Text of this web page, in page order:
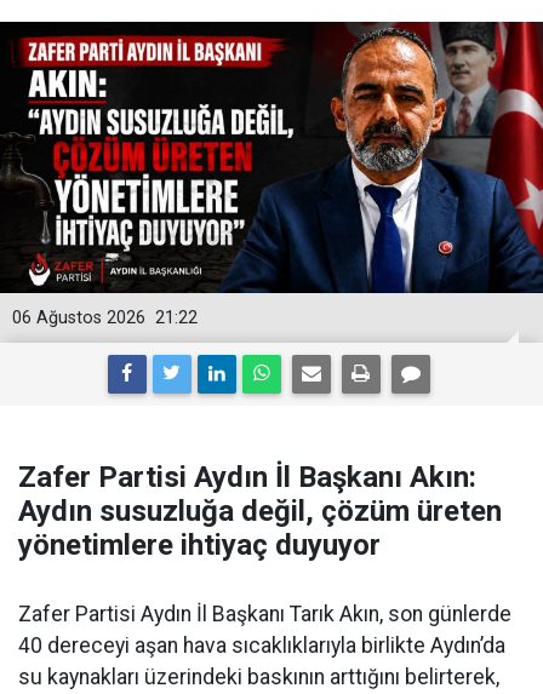
21:22
06 Ağustos 2026
Zafer Partisi Aydın İl Başkanı Akın:
Aydın susuzluğa değil, çözüm üreten
yönetimlere ihtiyaç duyuyor
Zafer Partisi Aydın İl Başkanı Tarık Akın, son günlerde
40 dereceyi aşan hava sıcaklıklarıyla birlikte Aydın’da
su kaynakları üzerindeki baskının arttığını belirterek,